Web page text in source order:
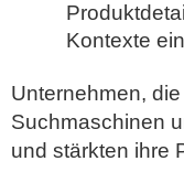
Kontexte
Unternehmen,
Suchmaschinen
und stärkten ihre